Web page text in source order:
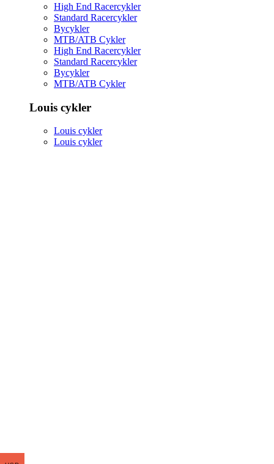
High End Racercykler
Standard Racercykler
Bycykler
MTB/ATB Cykler
High End Racercykler
Standard Racercykler
Bycykler
MTB/ATB Cykler
Louis cykler
Louis cykler
Louis cykler